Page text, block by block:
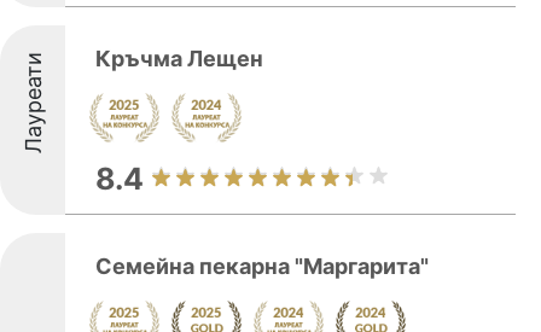
Лауреати Кръчма Лещен
8.4
Семейна пекарна "Маргарита"